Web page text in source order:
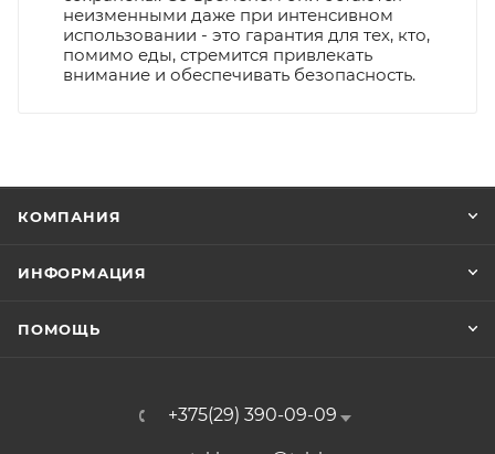
неизменными даже при интенсивном
использовании - это гарантия для тех, кто,
помимо еды, стремится привлекать
внимание и обеспечивать безопасность.
КОМПАНИЯ
ИНФОРМАЦИЯ
ПОМОЩЬ
+375(29) 390-09-09